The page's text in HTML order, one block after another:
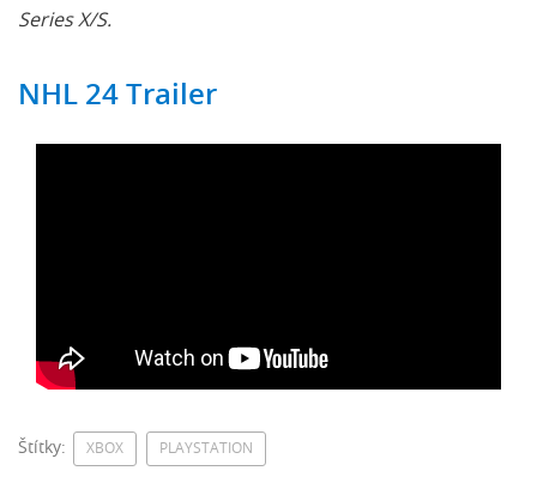
Series X/S.
NHL 24 Trailer
Štítky: XBOX PLAYSTATION